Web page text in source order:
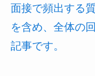
面接で頻出する
を含め、全体の
記事です。